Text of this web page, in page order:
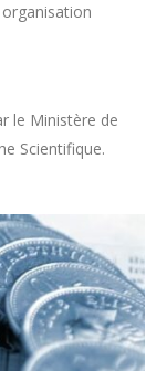
le Ministère de
Scientifique.